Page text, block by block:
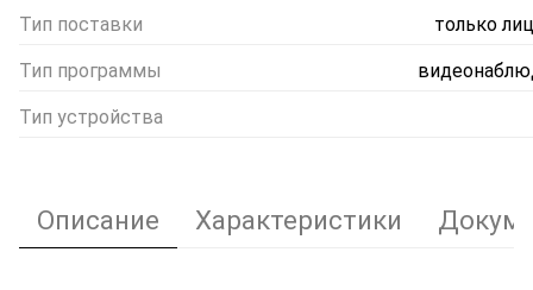
Тип поставки только
Тип программы
Тип устройства
Описание Характеристики